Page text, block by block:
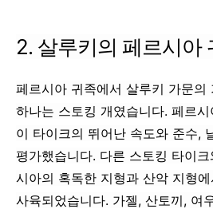
2. 살루키의 페르시아
페르시아 귀족에서 살루키 가문의
하나는 스토킹 개였습니다. 페르
이 타이크의 뛰어난 속도와 준수,
평가했습니다. 다른 스토킹 타이
시아의 혹독한 지형과 산악 지형
사육되었습니다. 가젤, 산토끼, 여